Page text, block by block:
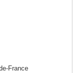
France